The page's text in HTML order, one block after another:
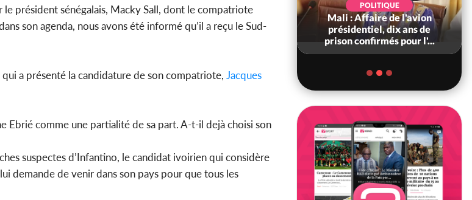
le président sénégalais, Macky Sall, dont le compatriote
son agenda, nous avons été informé qu’il a reçu le Sud-
a présenté la candidature de son compatriote, Jacques
Ebrié comme une partialité de sa part. A-t-il dejà choisi son
suspectes d’Infantino, le candidat ivoirien qui considère
demande de venir dans son pays pour que tous les
POLITIQUE
Côte d'Ivoire : Violences
tragiques à Kossandji (Mé)
POLITIQUE
Mali : Affaire de l'avion
présidentiel, dix ans de
prison confirmés pour l'...